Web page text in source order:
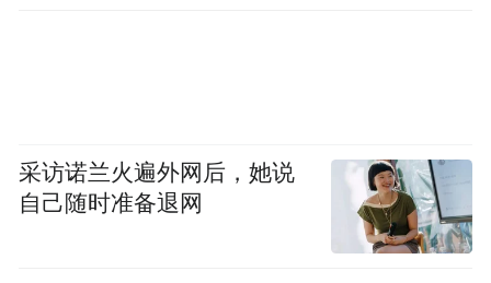
采访诺兰火遍外网后，她说
自己随时准备退网